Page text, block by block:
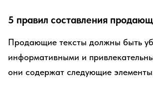
5 правил составления
Продающие тексты должны быть
информативными и
они содержат следующие